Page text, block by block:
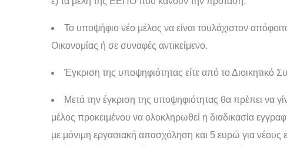
Το υποψήφιο νέο μέλος να είναι τουλάχιστον
Οικονομίας ή σε συναφές αντικείμενο.
Έγκριση της υποψηφιότητας είτε από το Διοικητικό
Μετά την έγκριση της υποψηφιότητας θα πρέπει να
μέλος προκειμένου να ολοκληρωθεί η διαδικασία
µε μόνιμη εργασιακή απασχόληση και 5 ευρώ για